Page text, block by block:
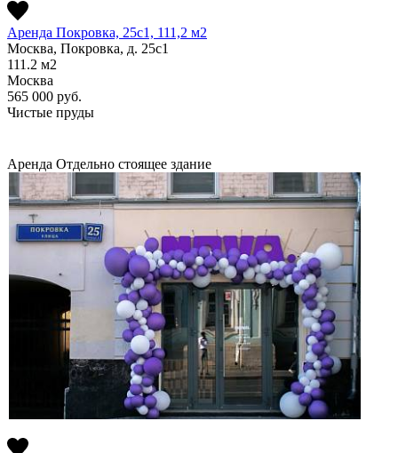
Аренда Покровка, 25с1, 111,2 м2
Москва, Покровка, д. 25с1
111.2 м2
Москва
565 000 руб.
Чистые пруды
Аренда Отдельно стоящее здание